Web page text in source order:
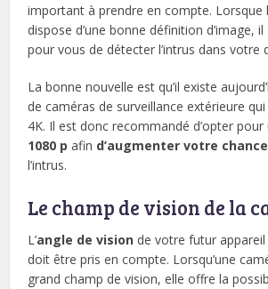
important à prendre en compte. Lorsque
dispose d’une bonne définition d’image,
pour vous de détecter l’intrus dans votre
La bonne nouvelle est qu’il existe
de caméras de surveillance extérieure
4K. Il est donc recommandé d’opter pour
1080 p afin d’augmenter votre chance
l’intrus.
Le champ de vision de la
L’angle de vision de votre futur appareil
doit être pris en compte. Lorsqu’une
grand champ de vision, elle offre la